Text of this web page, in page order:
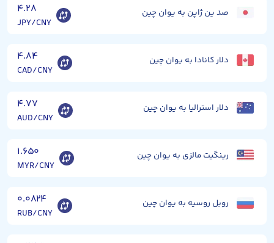
صد ین ژاپن به یوان چین ۴.۲۸
JPY/CNY
دلار کانادا به یوان چین ۴.۸۴
CAD/CNY
دلار استرالیا به یوان چین ۴.۷۷
AUD/CNY
رینگیت مالزی به یوان چین ۱.۶۵۰
MYR/CNY
روبل روسیه به یوان چین ۰.۰۸۲۴
RUB/CNY